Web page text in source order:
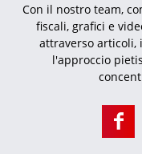
Con il nostro team,
fiscali, grafici e
attraverso articoli,
l'approccio